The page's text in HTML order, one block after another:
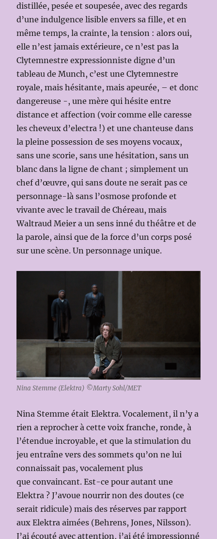
distillée, pesée et soupesée, avec des regards
d’une indulgence lisible envers sa fille, et en
même temps, la crainte, la tension : alors oui,
elle n’est jamais extérieure, ce n’est pas la
Clytemnestre expressionniste digne d’un
tableau de Munch, c’est une Clytemnestre
royale, mais hésitante, mais apeurée, – et donc
dangereuse -, une mère qui hésite entre
distance et affection (voir comme elle caresse
les cheveux d’electra !) et une chanteuse dans
la pleine possession de ses moyens vocaux,
sans une scorie, sans une hésitation, sans un
blanc dans la ligne de chant ; simplement un
chef d’œuvre, qui sans doute ne serait pas ce
personnage-là sans l’osmose profonde et
vivante avec le travail de Chéreau, mais
Waltraud Meier a un sens inné du théâtre et de
la parole, ainsi que de la force d’un corps posé
sur une scène. Un personnage unique.
Nina Stemme (Elektra) ©Marty Sohl/MET
Nina Stemme était Elektra. Vocalement, il n’y a
rien a reprocher à cette voix franche, ronde, à
l’étendue incroyable, et que la stimulation du
jeu entraîne vers des sommets qu’on ne lui
connaissait pas, vocalement plus
que convaincant. Est-ce pour autant une
Elektra ? J’avoue nourrir non des doutes (ce
serait ridicule) mais des réserves par rapport
aux Elektra aimées (Behrens, Jones, Nilsson).
J’ai écouté avec attention, j’ai été impressionné